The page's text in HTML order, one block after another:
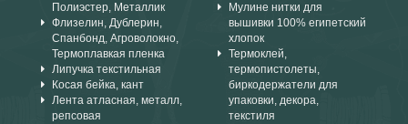
Полиэстер, Металлик
Флизелин, Дублерин,
Спанбонд, Агроволокно,
Термоплавкая пленка
Липучка текстильная
Косая бейка, кант
Лента атласная, металл,
репсовая
Мулине нитки для
вышивки 100% египетский
хлопок
Термоклей,
термопистолеты,
биркодержатели для
упаковки, декора,
текстиля